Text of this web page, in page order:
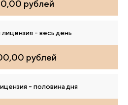
рублей
- весь день
рублей
- половина дня